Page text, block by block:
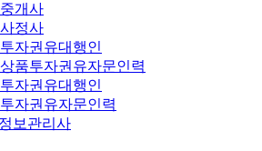
개사
정사
자권유대행인
품투자권유자문인력
자권유대행인
자권유자문인력
보관리사